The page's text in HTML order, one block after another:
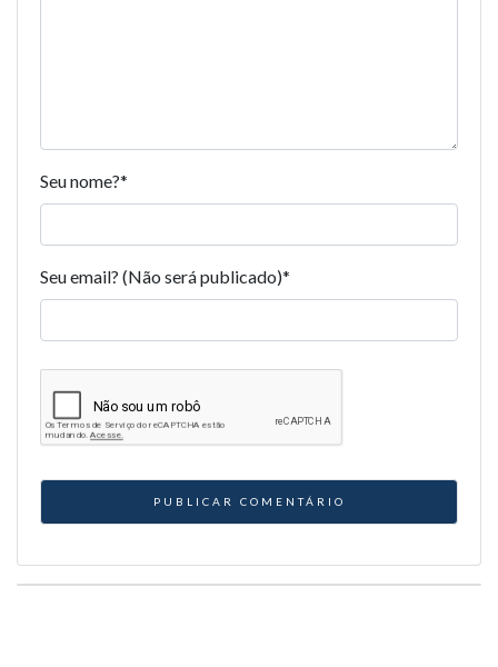
Seu nome?*
Seu email? (Não será publicado)*